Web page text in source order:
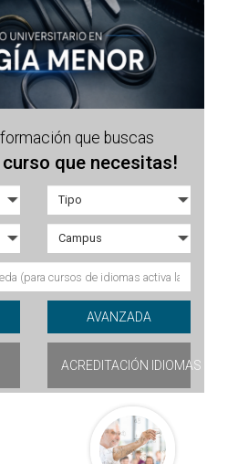
que buscas
curso que necesitas!
ACREDITACIÓN IDIOMAS